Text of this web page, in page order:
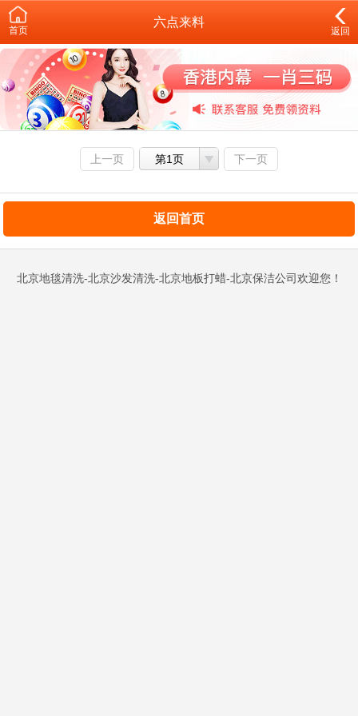
首页
六点来料
返回
上一页 第1页 下一页
返回首页
北京地毯清洗-北京沙发清洗-北京地板打蜡-北京保洁公司欢迎您！